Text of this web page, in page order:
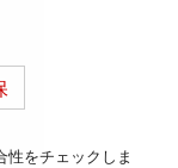
性をチェックしま